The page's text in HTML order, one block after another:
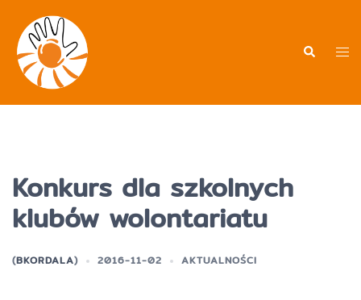
treści
Konkurs dla szkolnych
klubów wolontariatu
(BKORDALA) 2016-11-02 AKTUALNOŚCI